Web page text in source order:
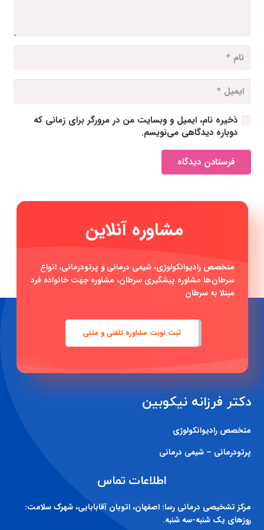
ذخیره نام، ایمیل و وبسایت من در مرورگر برای زمانی که
دوباره دیدگاهی می‌نویسم.
فرستادن دیدگاه
مشاوره آ|
متخصص رادیوانکولوژی، شیمی درمانی و پرتودرمانی، انواع
سرطان‌ها مشاوره پیشگیری سرطان، مشاوره جهت خانواده فرد
مبتلا به سرطان
ثبت نوبت مشاوره تلفنی و متنی
دکتر فرزانه نیکوبین
متخصص رادیوانکولوژی
پرتودرمانی – شیمی درمانی
اطلاعات تماس
مرکز تشخیصی درمانی رسا: اصفهان، اتوبان آقابابایی، شهرک سلامت:
روزهای یک شنبه-سه شنبه.